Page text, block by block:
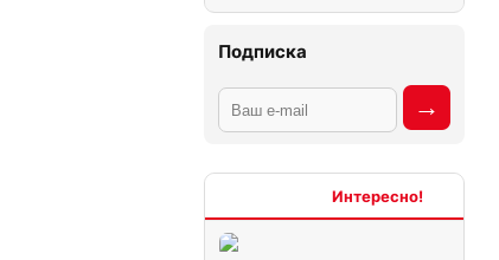
Подписка